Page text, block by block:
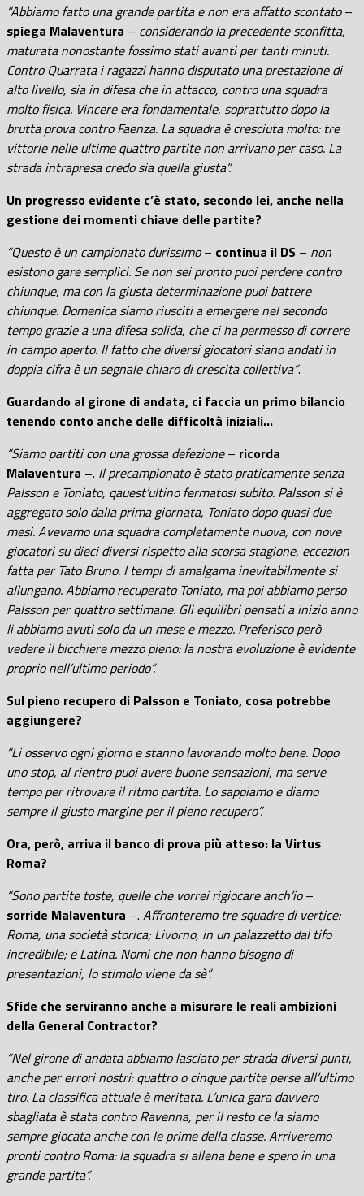
“Abbiamo fatto una grande partita e non era affatto scontato–
spiega Malaventura – considerando la precedente sconfitta,
maturata nonostante fossimo stati avanti per tanti minuti.
Contro Quarrata i ragazzi hanno disputato una prestazione di
alto livello, sia in difesa che in attacco, contro una squadra
molto fisica. Vincere era fondamentale, soprattutto dopo la
brutta prova contro Faenza. La squadra è cresciuta molto: tre
vittorie nelle ultime quattro partite non arrivano per caso. La
strada intrapresa credo sia quella giusta”.
Un progresso evidente c’è stato, secondo lei, anche nella
gestione dei momenti chiave delle partite?
“Questo è un campionato durissimo– continua il DS – non
esistono gare semplici. Se non sei pronto puoi perdere contro
chiunque, ma con la giusta determinazione puoi battere
chiunque. Domenica siamo riusciti a emergere nel secondo
tempo grazie a una difesa solida, che ci ha permesso di correre
in campo aperto. Il fatto che diversi giocatori siano andati in
doppia cifra è un segnale chiaro di crescita collettiva”.
Guardando al girone di andata, ci faccia un primo bilancio
tenendo conto anche delle difficoltà iniziali…
“Siamo partiti con una grossa defezione– ricorda
Malaventura –. Il precampionato è stato praticamente senza
Palsson e Toniato, qauest’ultino fermatosi subito. Palsson si è
aggregato solo dalla prima giornata, Toniato dopo quasi due
mesi. Avevamo una squadra completamente nuova, con nove
giocatori su dieci diversi rispetto alla scorsa stagione, eccezion
fatta per Tato Bruno. I tempi di amalgama inevitabilmente si
allungano. Abbiamo recuperato Toniato, ma poi abbiamo perso
Palsson per quattro settimane. Gli equilibri pensati a inizio anno
li abbiamo avuti solo da un mese e mezzo. Preferisco però
vedere il bicchiere mezzo pieno: la nostra evoluzione è evidente
proprio nell’ultimo periodo”.
Sul pieno recupero di Palsson e Toniato, cosa potrebbe
aggiungere?
“Li osservo ogni giorno e stanno lavorando molto bene. Dopo
uno stop, al rientro puoi avere buone sensazioni, ma serve
tempo per ritrovare il ritmo partita. Lo sappiamo e diamo
sempre il giusto margine per il pieno recupero”.
Ora, però, arriva il banco di prova più atteso: la Virtus
Roma?
“Sono partite toste, quelle che vorrei rigiocare anch’io–
sorride Malaventura –. Affronteremo tre squadre di vertice:
Roma, una società storica; Livorno, in un palazzetto dal tifo
incredibile; e Latina. Nomi che non hanno bisogno di
presentazioni, lo stimolo viene da sè”.
Sfide che serviranno anche a misurare le reali ambizioni
della General Contractor?
“Nel girone di andata abbiamo lasciato per strada diversi punti,
anche per errori nostri: quattro o cinque partite perse all’ultimo
tiro. La classifica attuale è meritata. L’unica gara davvero
sbagliata è stata contro Ravenna, per il resto ce la siamo
sempre giocata anche con le prime della classe. Arriveremo
pronti contro Roma: la squadra si allena bene e spero in una
grande partita”.